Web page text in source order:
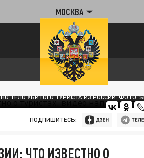
МОСКВА
ТЕЛО УБИТОГО ТУРИСТА ИЗ РОССИИ. ФОТО:
ПОДПИШИТЕСЬ:
ЧТО ИЗВЕСТНО О